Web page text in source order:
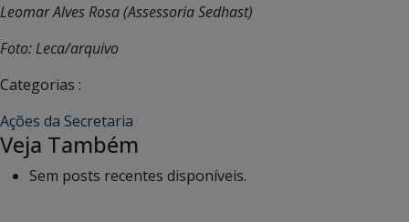
Leomar Alves Rosa (Assessoria Sedhast)
Foto: Leca/arquivo
Categorias :
Ações da Secretaria
Veja Também
Sem posts recentes disponíveis.